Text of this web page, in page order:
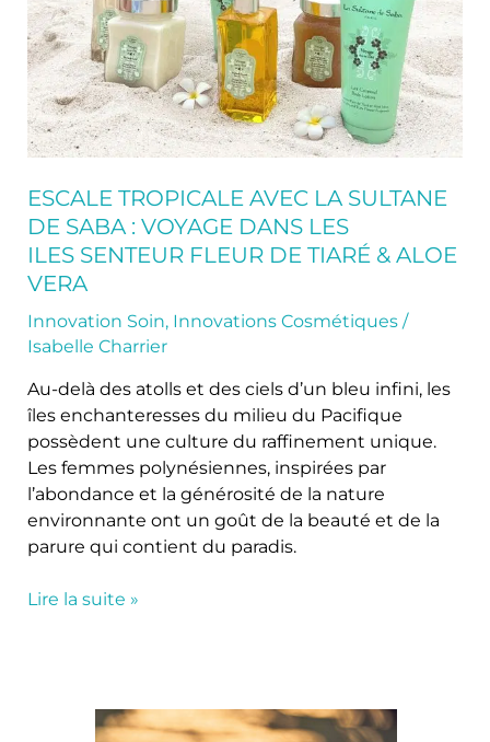
ESCALE TROPICALE AVEC LA SULTANE
DE SABA : VOYAGE DANS LES
ILES SENTEUR FLEUR DE TIARÉ & ALOE
VERA
Innovation Soin, Innovations Cosmétiques/
Isabelle Charrier
Au-delà des atolls et des ciels d’un bleu infini, les
îles enchanteresses du milieu du Pacifique
possèdent une culture du raffinement unique.
Les femmes polynésiennes, inspirées par
l’abondance et la générosité de la nature
environnante ont un goût de la beauté et de la
parure qui contient du paradis.
de
Saba :
Voyage
dans
les
iles senteur
de
Tiaré
&
Aloe
Lire la suite »